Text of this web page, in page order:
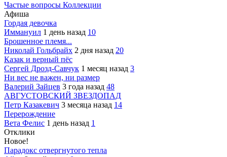
Частые вопросы Коллекции
Афиша
Гордая девочка
Иммануил 1 день назад 10
Брошенное племя...
Николай Гольбрайх 2 дня назад 20
Казак и верный пёс
Сергей Дрозд-Савчук 1 месяц назад 3
Ни вес не важен, ни размер
Валерий Зайцев 3 года назад 48
АВГУСТОВСКИЙ ЗВЕЗДОПАД
Петр Казакевич 3 месяца назад 14
Перерождение
Вета Фелис 1 день назад 1
Отклики
Новое!
Парадокс отвергнутого тепла